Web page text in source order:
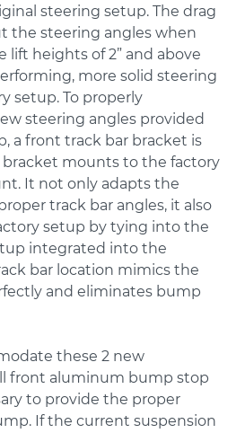
steering setup. The drag
the steering angles when
heights of 2” and above
more solid steering
setup. To properly
steering angles provided
a front track bar bracket is
bracket mounts to the factory
It not only adapts the
track bar angles, it also
setup by tying into the
integrated into the
bar location mimics the
and eliminates bump
these 2 new
front aluminum bump stop
to provide the proper
If the current suspension